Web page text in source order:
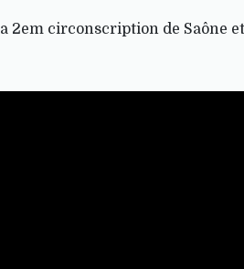
2em circonscription de Saône